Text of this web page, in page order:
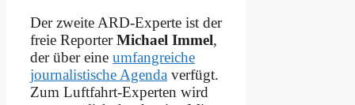
Der zwei­te ARD-Ex­per­te ist der
freie Re­por­terMi­cha­el Im­mel,
der über ei­ne umfang­reiche
jour­na­li­sti­sche Agen­da ver­fügt.
Zum Luft­fahrt-Ex­per­ten wird